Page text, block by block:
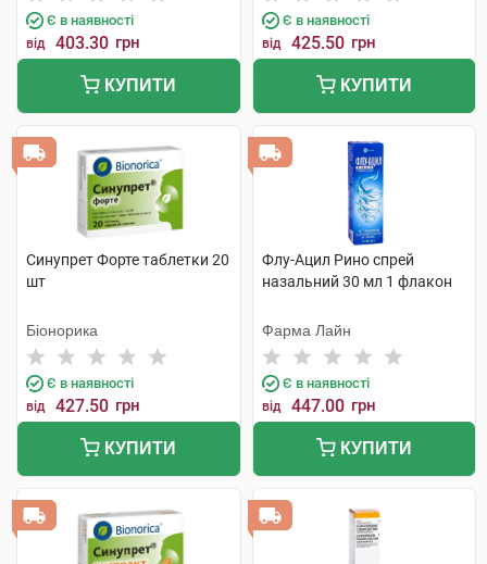
Є в наявності
від 403.30 грн
КУПИТИ
Є в наявності
від 425.50 грн
КУПИТИ
Синупрет Форте таблетки 20
шт
Біонорика
Є в наявності
від 427.50 грн
КУПИТИ
Флу-Ацил Рино спрей
назальний 30 мл 1 флакон
Фарма Лайн
Є в наявності
від 447.00 грн
КУПИТИ